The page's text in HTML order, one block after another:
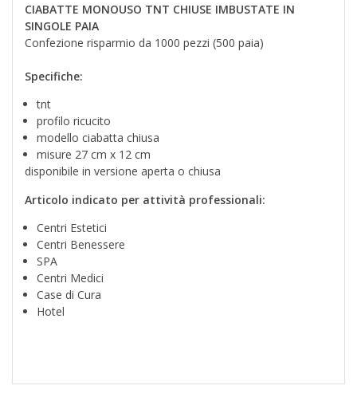
CIABATTE MONOUSO TNT CHIUSE IMBUSTATE IN
SINGOLE PAIA
Confezione risparmio da 1000 pezzi (500 paia)
Specifiche:
tnt
profilo ricucito
modello ciabatta chiusa
misure 27 cm x 12 cm
disponibile in versione aperta o chiusa
Articolo indicato per attività professionali:
Centri Estetici
Centri Benessere
SPA
Centri Medici
Case di Cura
Hotel